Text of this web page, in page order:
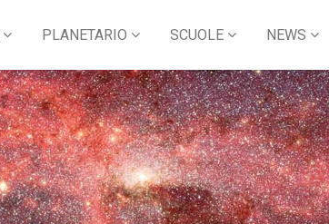
PLANETARIO SCUOLE NEWS